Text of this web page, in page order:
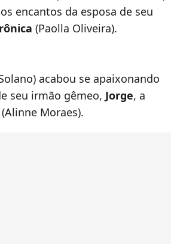
encantos da esposa de seu
(Paolla Oliveira).
acabou se apaixonando
seu irmão gêmeo, Jorge, a
(Alinne Moraes).